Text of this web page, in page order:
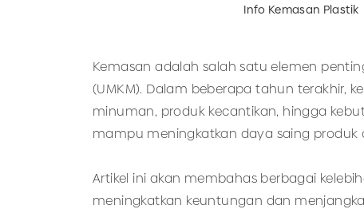
Info Kemasan Plastik
Kemasan adalah salah satu elemen
(UMKM). Dalam beberapa tahun terakhir,
minuman, produk kecantikan, hingga
mampu meningkatkan daya saing produk
Artikel ini akan membahas berbagai
meningkatkan keuntungan dan